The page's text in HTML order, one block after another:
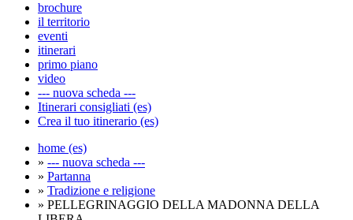
brochure
il territorio
eventi
itinerari
primo piano
video
--- nuova scheda ---
Itinerari consigliati (es)
Crea il tuo itinerario (es)
home (es)
» --- nuova scheda ---
» Partanna
» Tradizione e religione
» PELLEGRINAGGIO DELLA MADONNA DELLA